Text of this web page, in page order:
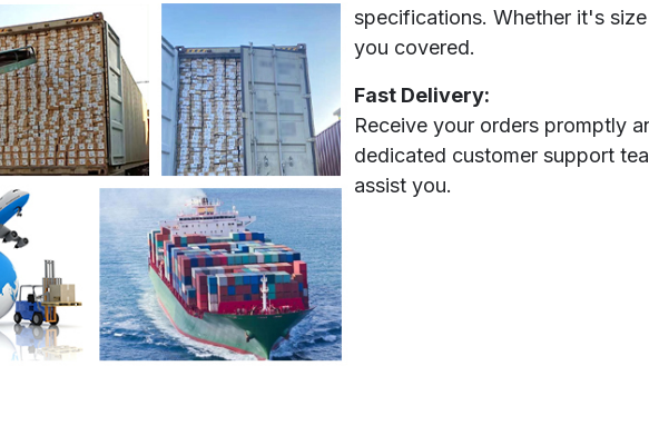
specifications. Whether it's
you covered.
Fast Delivery:
Receive your orders promptly
dedicated customer support
assist you.